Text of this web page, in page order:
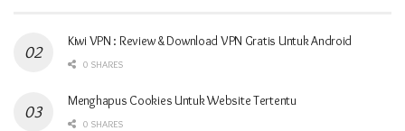
Kiwi VPN : Review & Download VPN Gratis Untuk Android
0 SHARES
Menghapus Cookies Untuk Website Tertentu
0 SHARES